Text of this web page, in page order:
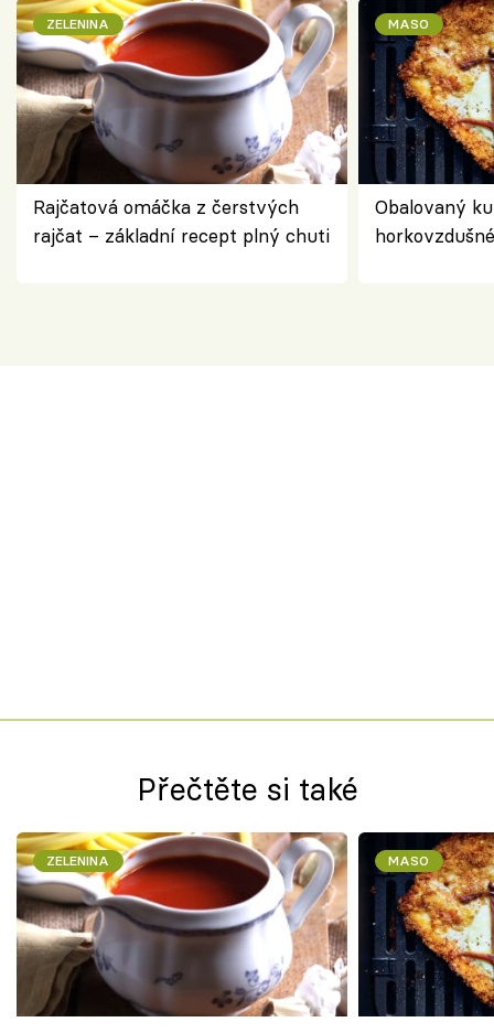
ZELENINA
Rajčatová omáčka z čerstvých
rajčat – základní recept plný chuti
MASO
Obalovaný
Přečtěte si také
ZELENINA MASO